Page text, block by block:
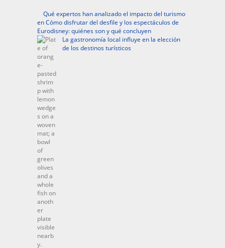
Qué expertos han analizado el impacto del turismo
en Cómo disfrutar del desfile y los espectáculos de
Eurodisney: quiénes son y qué concluyen
La gastronomía local influye en la elección
de los destinos turísticos